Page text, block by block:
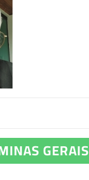
GERAIS